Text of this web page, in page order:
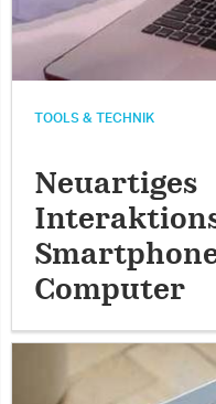
TOOLS & TECHNIK
Neuartiges
Computer